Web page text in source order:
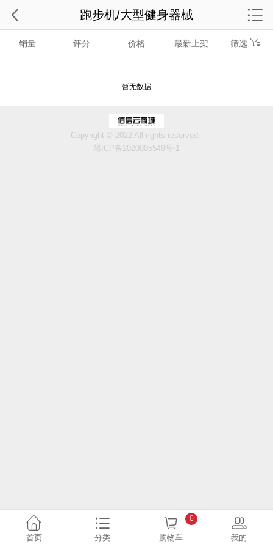
销量 评分 价格 最新上架 筛选
暂无数据
跑步机/大型健身器械
Copyright © 2022 All rights reserved.
黑ICP备2020005549号-1
首页 分类 购物车
0
我的